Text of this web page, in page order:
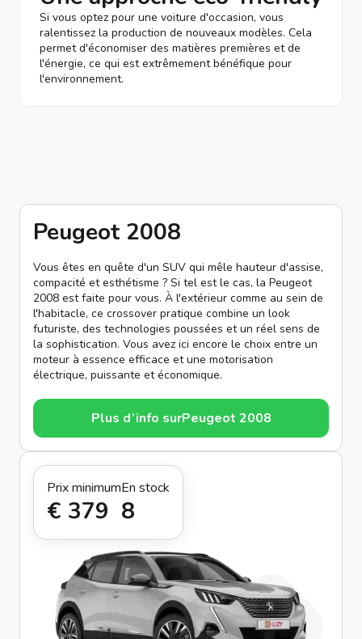
Si vous optez pour une voiture d'occasion, vous
ralentissez la production de nouveaux modèles. Cela
permet d'économiser des matières premières et de
l'énergie, ce qui est extrêmement bénéfique pour
l'environnement.
Peugeot 2008
Vous êtes en quête d'un SUV qui mêle hauteur d'assise,
compacité et esthétisme ? Si tel est le cas, la Peugeot
2008 est faite pour vous. À l'extérieur comme au sein de
l'habitacle, ce crossover pratique combine un look
futuriste, des technologies poussées et un réel sens de
la sophistication. Vous avez ici encore le choix entre un
moteur à essence efficace et une motorisation
électrique, puissante et économique.
Plus d’info surPeugeot 2008
Prix minimum
€ 379
En stock
8